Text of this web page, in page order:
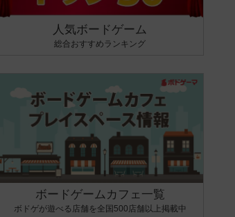
人気ボードゲーム
総合おすすめランキング
ボードゲームカフェ一覧
ボドゲが遊べる店舗を全国500店舗以上掲載中